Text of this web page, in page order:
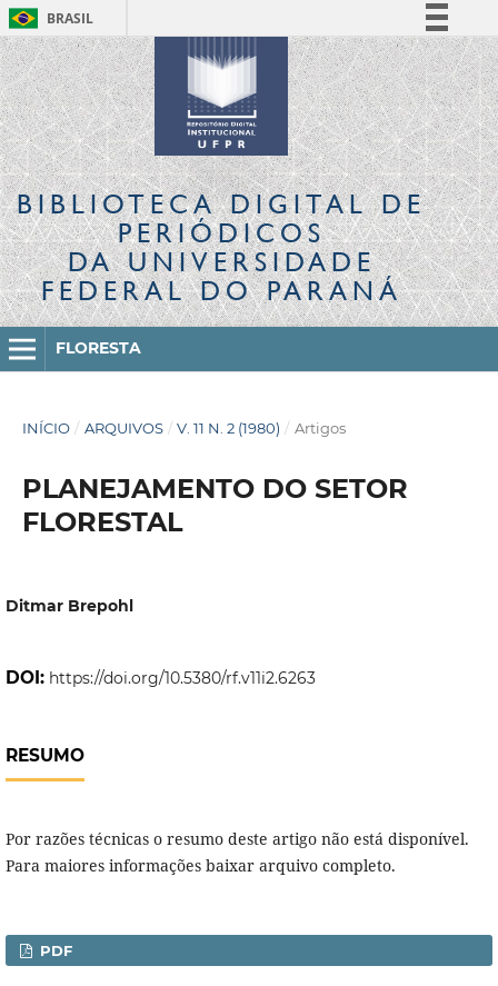
BRASIL
Simplifique!
Comunica BR
Participe
Acesso à informação
Legislação
Canais
BIBLIOTECA DIGITALDE
PERIÓDICOS
DA UNIVERSIDADE
FEDERAL DO PARANÁ
FLORESTA
INÍCIO / ARQUIVOS / V. 11 N. 2 (1980) / Artigos
PLANEJAMENTO DO SETOR
FLORESTAL
Ditmar Brepohl
DOI: https://doi.org/10.5380/rf.v11i2.6263
RESUMO
Por razões técnicas o resumo deste artigo não está disponível.
Para maiores informações baixar arquivo completo.
PDF